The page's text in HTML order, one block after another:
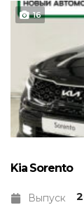
16
Kia Sorento
Выпуск